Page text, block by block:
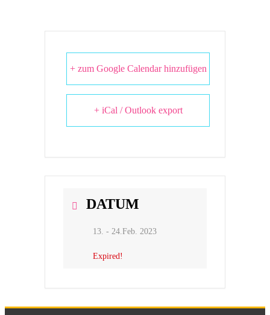
+ zum Google Calendar hinzufügen
+ iCal / Outlook export
DATUM
13. - 24.Feb. 2023
Expired!